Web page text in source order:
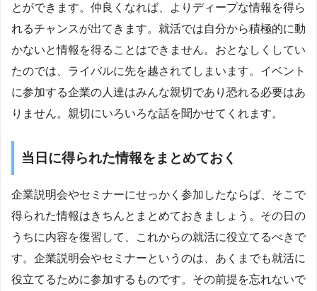
とができます。仲良くなれば、よりディープな情報を得ら
れるチャンスが出てきます。就活では自分から積極的に動
かないと情報を得ることはできません。おとなしくしてい
たのでは、ライバルに先を越されてしまいます。イベント
に参加する企業の人達はみんな親切であり恐れる必要はあ
りません。親切にいろいろな話を聞かせてくれます。
当日に得られた情報をまとめておく
企業説明会やセミナーにせっかく参加したならば、そこで
得られた情報はきちんとまとめておきましょう。その日の
うちに内容を復習して、これからの就活に役立てるべきで
す。企業説明会やセミナーというのは、あくまでも就活に
役立てるために参加するものです。その前提を忘れないで